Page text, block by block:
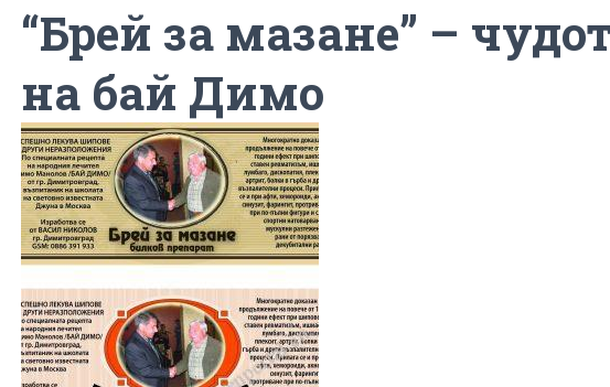
“Брей за мазане” –
на бай Димо